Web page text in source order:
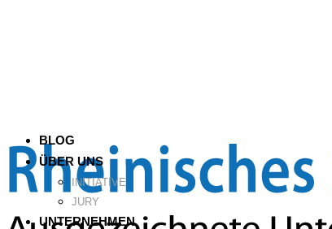
BLOG
ÜBER UNS
INITIATIVE
JURY
UNTERNEHMEN